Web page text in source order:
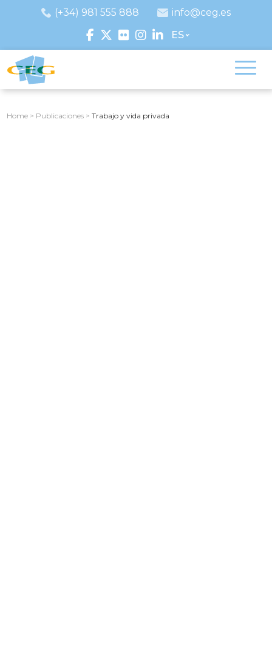
(+34) 981 555 888
info@ceg.es
ES
Home > Publicaciones >Trabajo y vida privada